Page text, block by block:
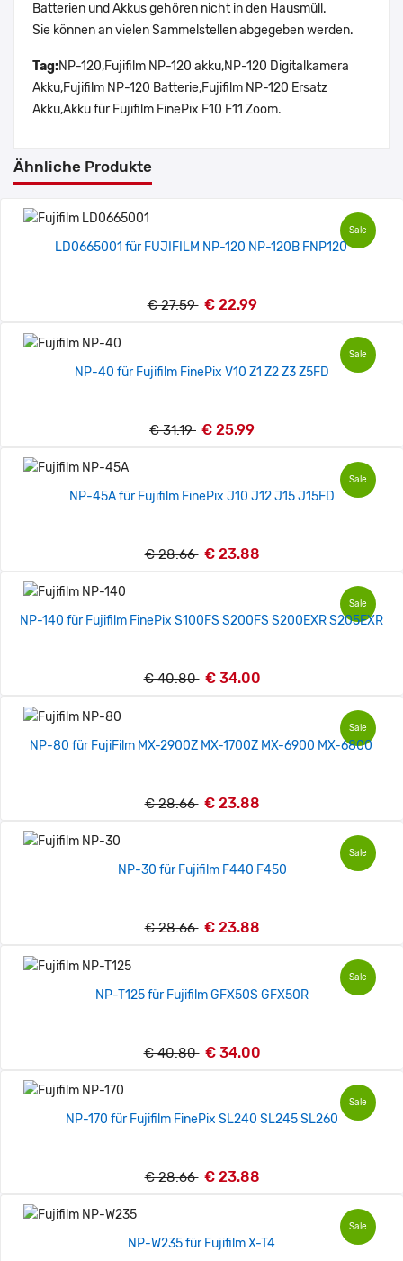
Batterien und Akkus gehören nicht in den Hausmüll.
Sie können an vielen Sammelstellen abgegeben werden.
Tag:NP-120,Fujifilm NP-120 akku,NP-120 Digitalkamera
Akku,Fujifilm NP-120 Batterie,Fujifilm NP-120 Ersatz
Akku,Akku für Fujifilm FinePix F10 F11 Zoom.
Ähnliche Produkte
Sale
LD0665001 für FUJIFILM NP-120 NP-120B FNP120
€ 27.59 € 22.99
Sale
NP-40 für Fujifilm FinePix V10 Z1 Z2 Z3 Z5FD
€ 31.19 € 25.99
Sale
NP-45A für Fujifilm FinePix J10 J12 J15 J15FD
€ 28.66 € 23.88
Sale
NP-140 für Fujifilm FinePix S100FS S200FS S200EXR S205EXR
€ 40.80 € 34.00
Sale
NP-80 für FujiFilm MX-2900Z MX-1700Z MX-6900 MX-6800
€ 28.66 € 23.88
Sale
NP-30 für Fujifilm F440 F450
€ 28.66 € 23.88
Sale
NP-T125 für Fujifilm GFX50S GFX50R
€ 40.80 € 34.00
Sale
NP-170 für Fujifilm FinePix SL240 SL245 SL260
€ 28.66 € 23.88
Sale
NP-W235 für Fujifilm X-T4